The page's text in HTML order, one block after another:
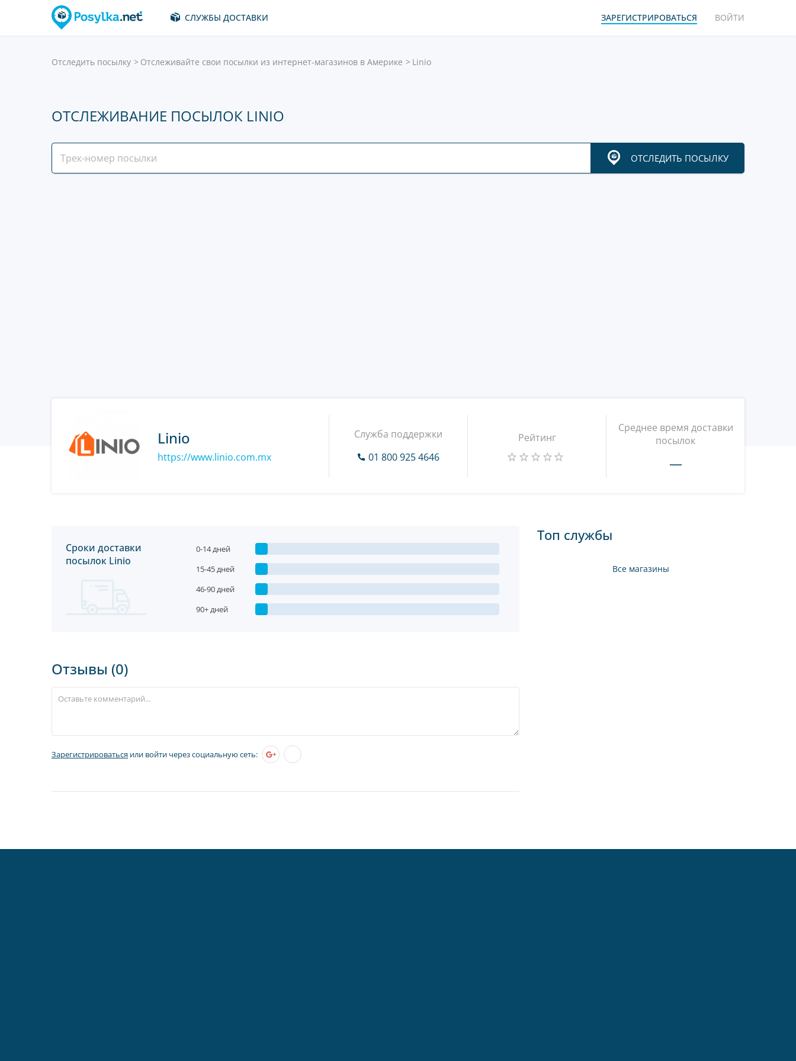
СЛУЖБЫ ДОСТАВКИ ЗАРЕГИСТРИРОВАТЬСЯ ВОЙТИ
Отследить посылку Отслеживайте свои посылки из интернет-магазинов в Америке Linio
ОТСЛЕЖИВАНИЕ ПОСЫЛОК LINIO
ОТСЛЕДИТЬ ПОСЫЛКУ
Linio
https://www.linio.com.mx
Служба поддержки
01 800 925 4646
Рейтинг
Среднее время доставки
посылок
—
Сроки доставки
посылок Linio
0-14 дней
15-45 дней
46-90 дней
90+ дней
Отзывы (0)
Зарегистрироваться или войти через социальную сеть:
Топ службы
Все магазины